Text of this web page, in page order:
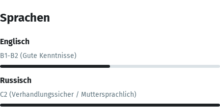
Sprachen
Englisch
B1-B2 (Gute Kenntnisse)
Russisch
C2 (Verhandlungssicher / Muttersprachlich)